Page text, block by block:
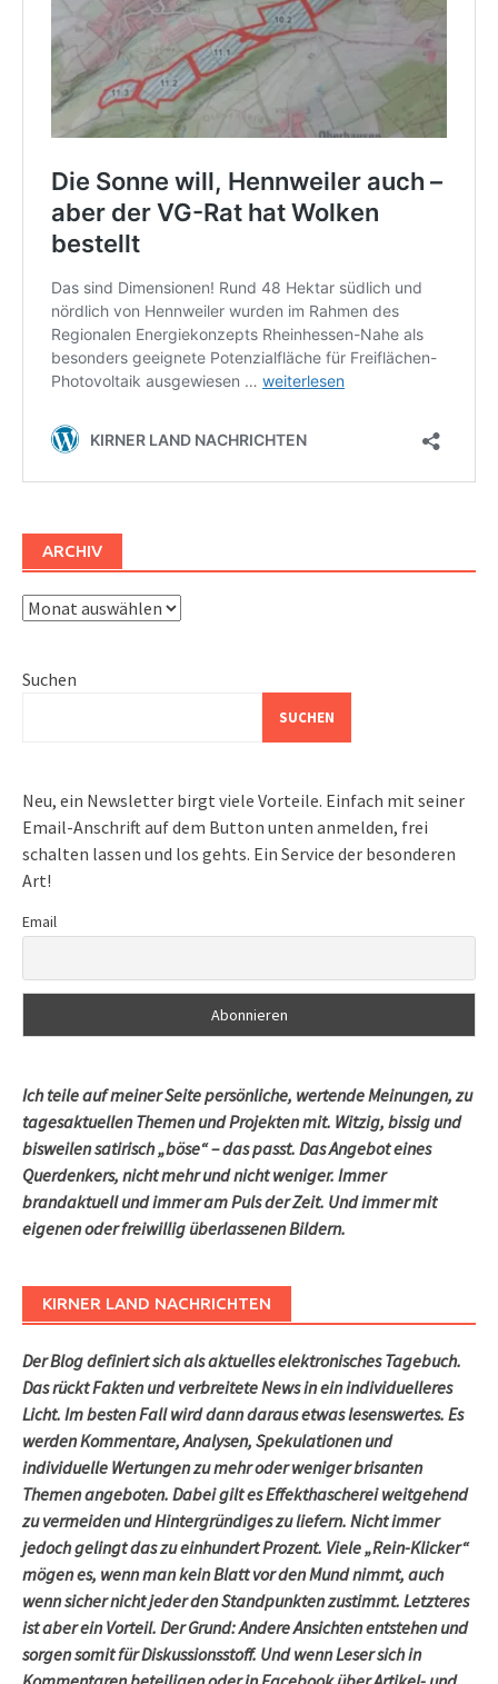
ARCHIV
Archiv
Suchen
SUCHEN
Neu, ein Newsletter birgt viele Vorteile. Einfach mit seiner
Email-Anschrift auf dem Button unten anmelden, frei
schalten lassen und los gehts. Ein Service der besonderen
Art!
Email
Ich teile auf meiner Seite persönliche, wertende Meinungen, zu
tagesaktuellen Themen und Projekten mit. Witzig, bissig und
bisweilen satirisch „böse“ – das passt. Das Angebot eines
Querdenkers, nicht mehr und nicht weniger. Immer
brandaktuell und immer am Puls der Zeit. Und immer mit
eigenen oder freiwillig überlassenen Bildern.
KIRNER LAND NACHRICHTEN
Der Blog definiert sich als aktuelles elektronisches Tagebuch.
Das rückt Fakten und verbreitete News in ein individuelleres
Licht. Im besten Fall wird dann daraus etwas lesenswertes. Es
werden Kommentare, Analysen, Spekulationen und
individuelle Wertungen zu mehr oder weniger brisanten
Themen angeboten. Dabei gilt es Effekthascherei weitgehend
zu vermeiden und Hintergründiges zu liefern. Nicht immer
jedoch gelingt das zu einhundert Prozent. Viele „Rein-Klicker“
mögen es, wenn man kein Blatt vor den Mund nimmt, auch
wenn sicher nicht jeder den Standpunkten zustimmt. Letzteres
ist aber ein Vorteil. Der Grund: Andere Ansichten entstehen und
sorgen somit für Diskussionsstoff. Und wenn Leser sich in